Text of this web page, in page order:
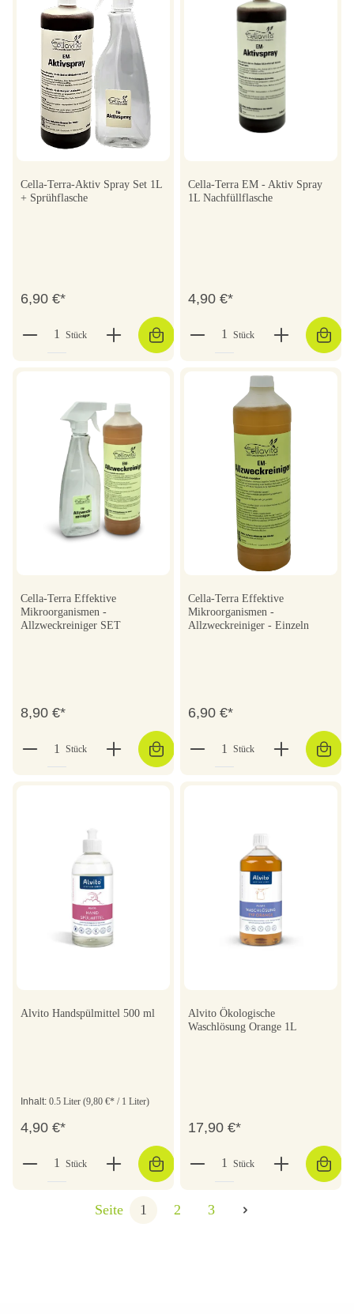
Cella-Terra-Aktiv Spray Set 1L
+ Sprühflasche
6,90 €*
Stück
Cella-Terra EM - Aktiv Spray
1L Nachfüllflasche
4,90 €*
Stück
Cella-Terra Effektive
Mikroorganismen -
Allzweckreiniger SET
8,90 €*
Stück
Cella-Terra Effektive
Mikroorganismen -
Allzweckreiniger - Einzeln
6,90 €*
Stück
Alvito Handspülmittel 500 ml
Inhalt: 0.5 Liter (9,80 €* / 1 Liter)
4,90 €*
Stück
Alvito Ökologische
Waschlösung Orange 1L
17,90 €*
Stück
Seite 1 2 3